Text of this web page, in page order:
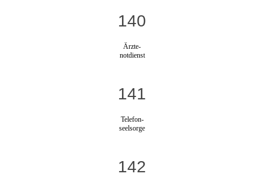
140
Ärzte-
notdienst
141
Telefon-
seelsorge
142